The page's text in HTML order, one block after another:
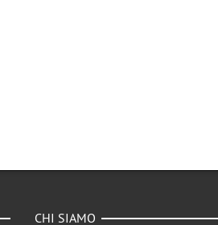
CHI SIAMO